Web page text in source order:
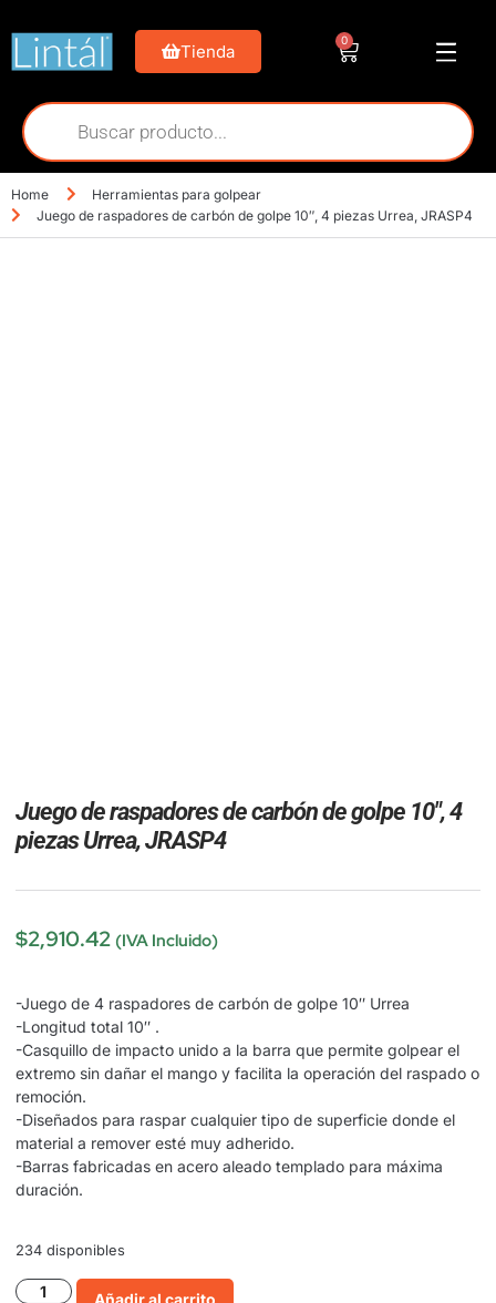
Tienda
0
Home
Herramientas para golpear
Juego de raspadores de carbón de golpe 10″, 4 piezas Urrea, JRASP4
Juego de raspadores de carbón de golpe 10″, 4
piezas Urrea, JRASP4
$2,910.42 (IVA Incluido)
-Juego de 4 raspadores de carbón de golpe 10″ Urrea
-Longitud total 10″ .
-Casquillo de impacto unido a la barra que permite golpear el
extremo sin dañar el mango y facilita la operación del raspado o
remoción.
-Diseñados para raspar cualquier tipo de superficie donde el
material a remover esté muy adherido.
-Barras fabricadas en acero aleado templado para máxima
duración.
234 disponibles
Añadir al carrito